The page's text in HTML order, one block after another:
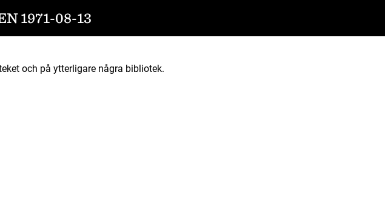
1971-08-13
och på ytterligare några bibliotek.